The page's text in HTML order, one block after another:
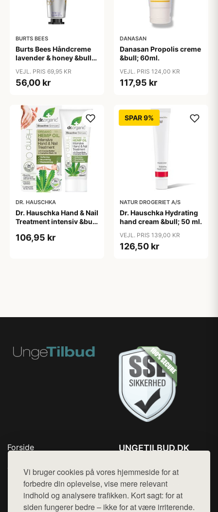
Vi bruger cookies på vores hjemmeside for at
forbedre din oplevelse, vise mere relevant
indhold og analysere trafikken. Kort sagt: for at
siden fungerer bedre – ikke for at være irriterende.
BURTS BEES
Burts Bees Håndcreme
lavender & honey &bull;
VEJL. PRIS 69,95 KR
56,00 kr
DANASAN
Danasan Propolis creme
&bull; 60ml.
VEJL. PRIS 124,00 KR
117,95 kr
DR. HAUSCHKA
Dr. Hauschka Hand & Nail
Treatment intensiv &bull;
106,95 kr
SPAR 9%
NATUR DROGERIET A/S
Dr. Hauschka Hydrating
hand cream &bull; 50 ml.
VEJL. PRIS 139,00 KR
126,50 kr
Forside
Top Rabatter
Blog
Kontakt
UNGETILBUD.DK
Mail: hej@want.dk
Cookie- og privatlivspolitik